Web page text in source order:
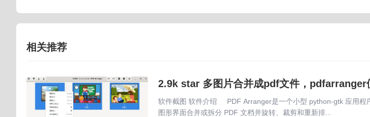
相关推荐
2.9k star 多图片合并成pdf文件，pdfarranger
软件截图 软件介绍 PDF Arranger是一个小型 python-gtk 应用程
图形界面合并或拆分 PDF 文档并旋转、裁剪和重新排...